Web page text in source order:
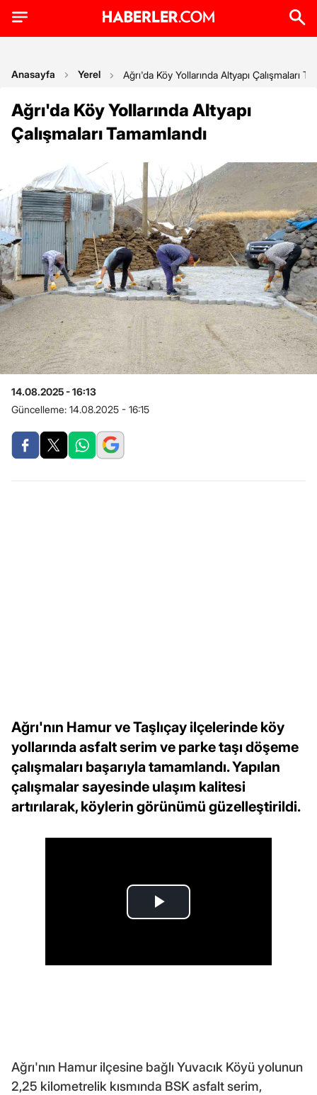
Anasayfa Yerel Ağrı'da Köy Yollarında Altyapı Çalışmaları
Ağrı'da Köy Yollarında Altyapı
Çalışmaları Tamamlandı
14.08.2025 - 16:13
Güncelleme: 14.08.2025 - 16:15
Ağrı'nın Hamur ve Taşlıçay ilçelerinde köy
yollarında asfalt serim ve parke taşı döşeme
çalışmaları başarıyla tamamlandı. Yapılan
çalışmalar sayesinde ulaşım kalitesi
artırılarak, köylerin görünümü güzelleştirildi.
Ağrı'nın Hamur ilçesine bağlı Yuvacık Köyü yolunun
2,25 kilometrelik kısmında BSK asfalt serim,